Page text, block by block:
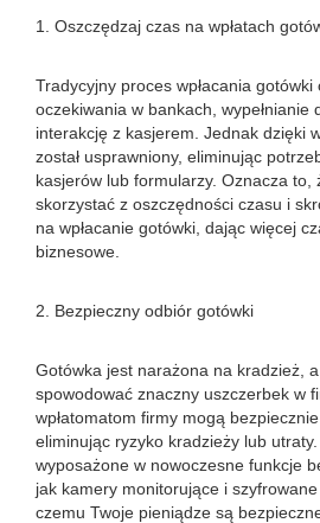
1. Oszczędzaj czas na wpłatach
Tradycyjny proces wpłacania gotówki
oczekiwania w bankach, wypełnianie
interakcję z kasjerem. Jednak dzięki
został usprawniony, eliminując
kasjerów lub formularzy. Oznacza to,
skorzystać z oszczędności czasu i
na wpłacanie gotówki, dając więcej
biznesowe.
2. Bezpieczny odbiór gotówki
Gotówka jest narażona na kradzież,
spowodować znaczny uszczerbek w
wpłatomatom firmy mogą
eliminując ryzyko kradzieży lub utraty.
wyposażone w nowoczesne funkcje
jak kamery monitorujące i
czemu Twoje pieniądze są